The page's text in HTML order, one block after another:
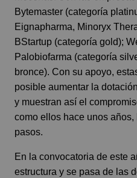
Bytemaster (categoría
Eignapharma, Minoryx
BStartup (categoría gold);
Palobiofarma (categoría
bronce). Con su apoyo,
posible aumentar la
y muestran así el
como ellos hace unos
pasos.
En la convocatoria de este
estructura y se pasa de las